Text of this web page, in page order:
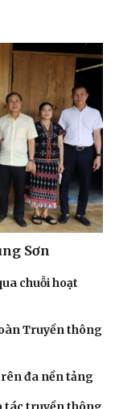
Sơn
chuỗi hoạt
Truyền thông
đa nền tảng